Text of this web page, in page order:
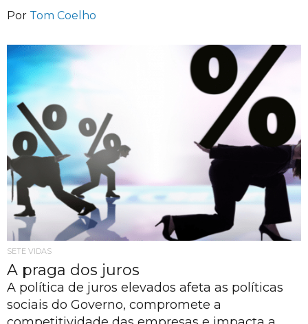
Por Tom Coelho
SETE VIDAS
A praga dos juros
A política de juros elevados afeta as políticas
sociais do Governo, compromete a